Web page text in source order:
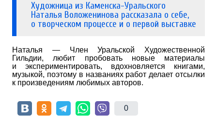
Художница из Каменска-Уральского
Наталья Воложенинова рассказала о себе,
о творческом процессе и о первой выставке
Наталья — Член Уральской Художественной
Гильдии, любит пробовать новые материалы
и экспериментировать, вдохновляется книгами,
музыкой, поэтому в названиях работ делает отсылки
к произведениям любимых авторов.
0